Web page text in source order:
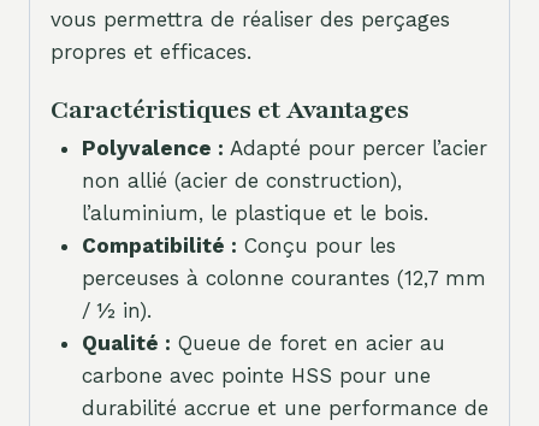
vous permettra de réaliser des perçages
propres et efficaces.
Caractéristiques et Avantages
Polyvalence : Adapté pour percer l’acier
non allié (acier de construction),
l’aluminium, le plastique et le bois.
Compatibilité : Conçu pour les
perceuses à colonne courantes (12,7 mm
/ ½ in).
Qualité : Queue de foret en acier au
carbone avec pointe HSS pour une
durabilité accrue et une performance de